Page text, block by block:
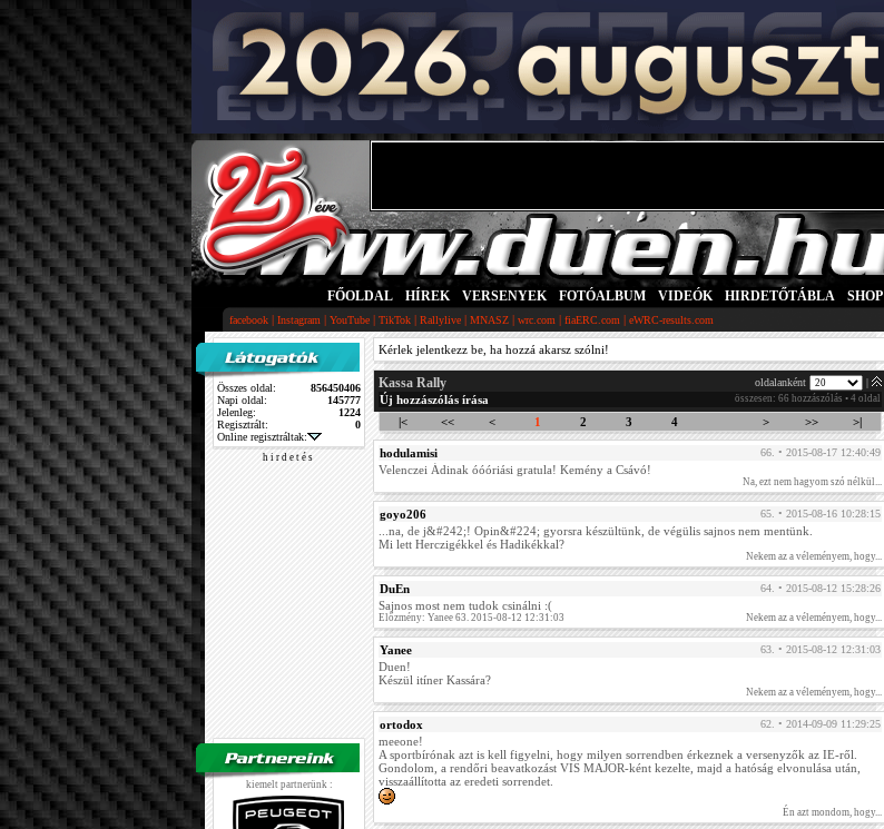
FŐOLDAL HÍREK VERSENYEK FOTÓALBUM VIDEÓK HIRDETŐTÁBLA SHOP
facebook | Instagram | YouTube | TikTok | Rallylive | MNASZ | wrc.com | fiaERC.com | eWRC-results.com
Összes oldal:
856450406
Napi oldal:
145777
Jelenleg:
1224
Regisztrált:
0
Online regisztráltak:
h i r d e t é s
kiemelt partnerünk :
Kérlek jelentkezz be, ha hozzá akarsz szólni!
Kassa Rally oldalanként |
Új hozzászólás írása összesen: 66 hozzászólás • 4 oldal
|< << < 1 2 3 4 > >> >|
hodulamisi 66. • 2015-08-17 12:40:49
Velenczei Ádinak óóóriási gratula! Kemény a Csávó!
Na, ezt nem hagyom szó nélkül...
goyo206 65. • 2015-08-16 10:28:15
...na, de j&#242;! Opin&#224; gyorsra készültünk, de végülis sajnos nem mentünk.
Mi lett Herczigékkel és Hadikékkal?
Nekem az a véleményem, hogy...
DuEn 64. • 2015-08-12 15:28:26
Sajnos most nem tudok csinálni :(
Előzmény: Yanee 63. 2015-08-12 12:31:03 Nekem az a véleményem, hogy...
Yanee 63. • 2015-08-12 12:31:03
Duen!
Készül itíner Kassára?
Nekem az a véleményem, hogy...
ortodox 62. • 2014-09-09 11:29:25
meeone!
A sportbírónak azt is kell figyelni, hogy milyen sorrendben érkeznek a versenyzők az IE-ről.
Gondolom, a rendőri beavatkozást VIS MAJOR-ként kezelte, majd a hatóság elvonulása után,
visszaállította az eredeti sorrendet.
Én azt mondom, hogy...